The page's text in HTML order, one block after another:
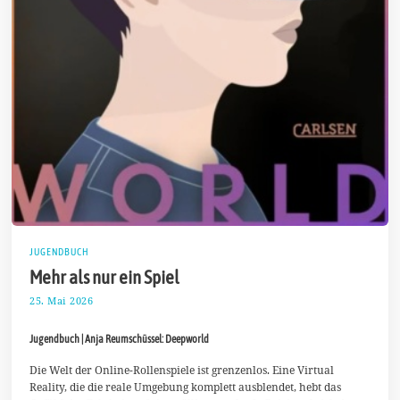
JUGENDBUCH
Mehr als nur ein Spiel
25. Mai 2026
u
i
2
0
Jugendbuch | Anja Reumschüssel: Deepworld
Die Welt der Online-Rollenspiele ist grenzenlos. Eine Virtual
Reality, die die reale Umgebung komplett ausblendet, hebt das